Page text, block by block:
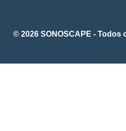
© 2026 SONOSCAPE -